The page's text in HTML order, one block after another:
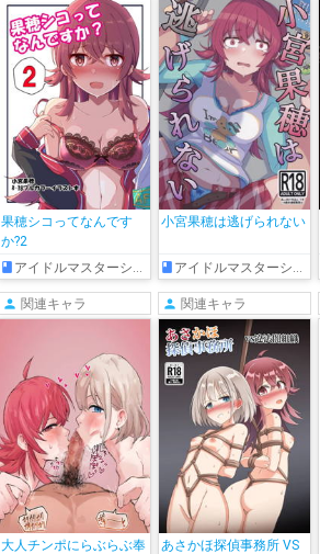
果穂シコってなんです
か?2
アイドルマスターシャイニーカラーズ
小宮果穂は逃げられない
アイドルマスターシャイニーカラーズ
関連キャラ
大人チンポにらぶらぶ奉
関連キャラ
あさかほ探偵事務所 VS